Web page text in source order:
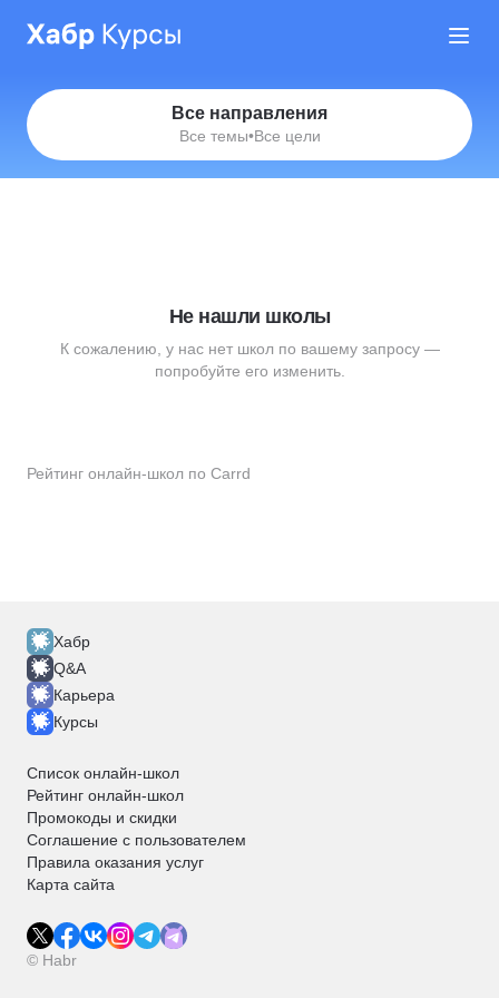
Все направления
Все темы•Все цели
Рейтинг онлайн-школ по Carrd
Не нашли школы
К сожалению, у нас нет школ по вашему запросу —
попробуйте его изменить.
Хабр
Q&A
Карьера
Курсы
Список онлайн-школ
Рейтинг онлайн-школ
Промокоды и скидки
Соглашение с пользователем
Правила оказания услуг
Карта сайта
© Habr